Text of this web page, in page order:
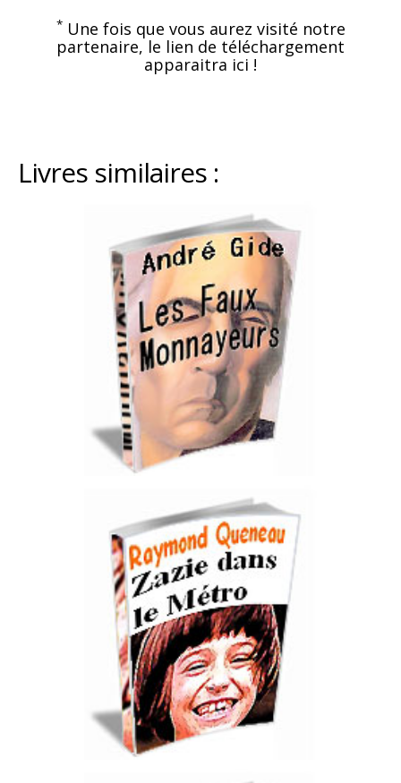
*Une fois que vous aurez visité notre
partenaire, le lien de téléchargement
apparaitra ici !
Livres similaires :